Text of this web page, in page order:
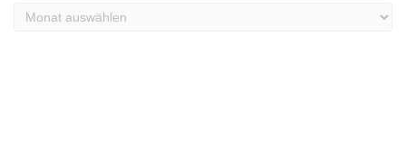
Archiv